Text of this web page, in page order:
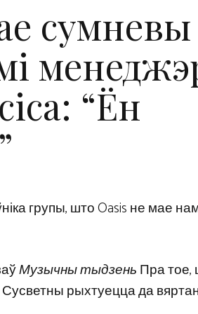
“Ён
групы, што Oasis не мае
Музычны тыдзеньПра тое,
Сусветны рыхтуецца да